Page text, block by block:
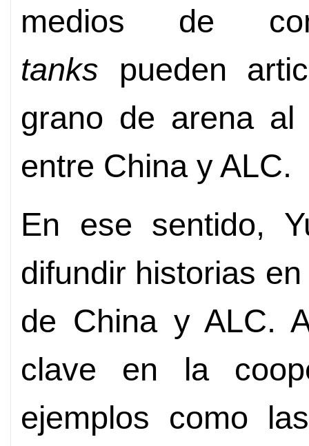
medios de
tanks pueden
grano de arena al
entre China y ALC.
En ese sentido,
difundir historias
de China y ALC.
clave en la
ejemplos como